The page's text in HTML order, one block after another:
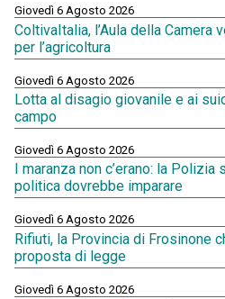
Giovedì 6 Agosto 2026
ColtivaItalia, l’Aula della Camera
per l’agricoltura
Giovedì 6 Agosto 2026
Lotta al disagio giovanile e ai
campo
Giovedì 6 Agosto 2026
I maranza non c’erano: la Polizia
politica dovrebbe imparare
Giovedì 6 Agosto 2026
Rifiuti, la Provincia di Frosinone
proposta di legge
Giovedì 6 Agosto 2026